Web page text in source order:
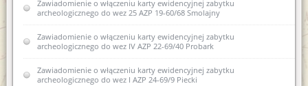
Zawiadomienie o włączeniu karty ewidencyjnej zabytku
archeologicznego do wez 25 AZP 19-60/68 Smolajny
Zawiadomienie o włączeniu karty ewidencyjnej zabytku
archeologicznego do wez IV AZP 22-69/40 Probark
Zawiadomienie o włączeniu karty ewidencyjnej zabytku
archeologicznego do wez I AZP 24-69/9 Piecki